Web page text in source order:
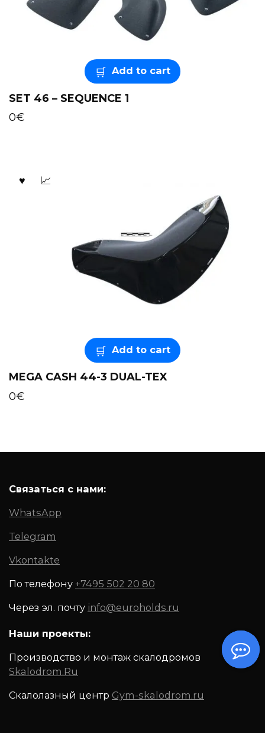
Add to cart
SET 46 – SEQUENCE 1
0€
Add to cart
MEGA CASH 44-3 DUAL-TEX
0€
Связаться с нами:
WhatsApp
Telegram
Vkontakte
По телефону +7495 502 20 80
Через эл. почту info@euroholds.ru
Наши проекты:
Производство и монтаж скалодромов
Skalodrom.Ru
Скалолазный центр Gym-skalodrom.ru